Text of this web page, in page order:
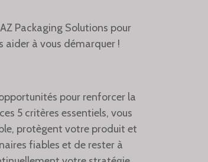
Packaging Solutions pour
aider à vous démarquer !
pour renforcer la
5 critères essentiels, vous
protègent votre produit et
fiables et de rester à